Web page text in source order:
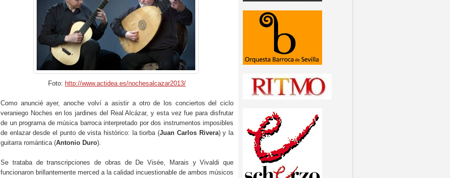
Foto: http://www.actidea.es/nochesalcazar2013/
Como anuncié ayer, anoche volví a asistir a otro de los conciertos del ciclo
veraniego Noches en los jardines del Real Alcázar, y esta vez fue para disfrutar
de un programa de música barroca interpretado por dos instrumentos imposibles
de enlazar desde el punto de vista histórico: la tiorba (Juan Carlos Rivera) y la
guitarra romántica (Antonio Duro).
Se trataba de transcripciones de obras de De Visée, Marais y Vivaldi que
funcionaron brillantemente merced a la calidad incuestionable de ambos músicos